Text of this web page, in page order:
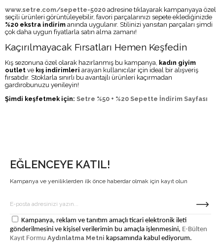
www.setre.com/sepette-5020 adresine tıklayarak kampanyaya özel
seçili ürünleri görüntüleyebilir, favori parçalarınızı sepete eklediğinizde
%20 ekstra indirim anında uygulanır. Stilinizi yansıtan parçaları şimdi
çok daha uygun fiyatlarla satın alma zamanı!
Kaçırılmayacak Fırsatları Hemen Keşfedin
Kış sezonuna özel olarak hazırlanmış bu kampanya, kadın giyim
outlet ve kış indirimleri arayan kullanıcılar için ideal bir alışveriş
fırsatıdır. Stoklarla sınırlı bu avantajlı ürünleri kaçırmadan
gardırobunuzu yenileyin!
Şimdi keşfetmek için: Setre %50 + %20 Sepette İndirim Sayfası
EĞLENCEYE KATIL!
Kampanya ve yeniliklerden ilk önce haberdar olmak için kayıt olun
Kampanya, reklam ve tanıtım amaçlı ticari elektronik ileti
gönderilmesini ve kişisel verilerimin bu amaçla işlenmesini, E-Bülten
Kayıt Formu Aydınlatma Metni kapsamında kabul ediyorum.